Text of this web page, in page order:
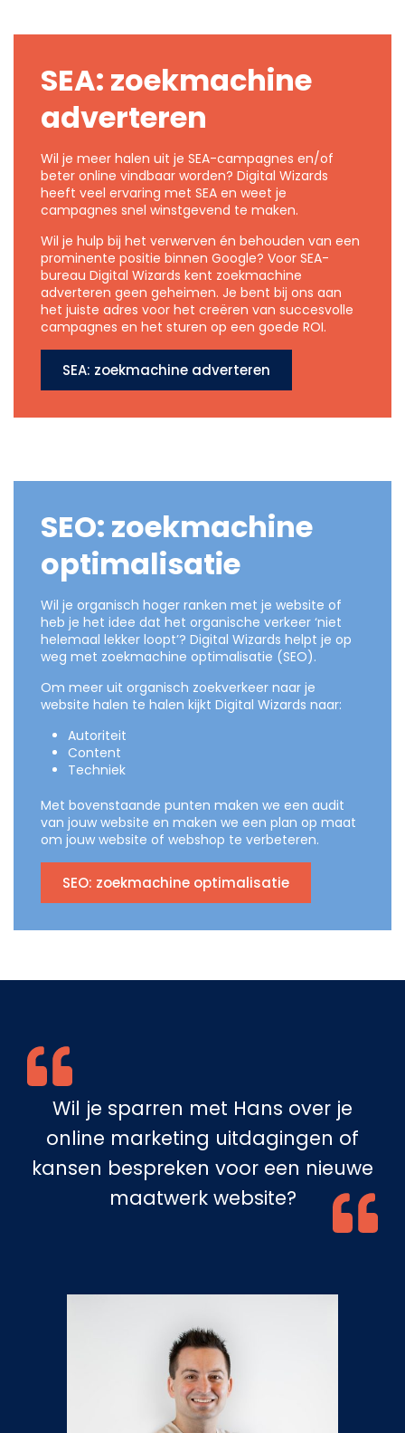
SEA: zoekmachine
adverteren
Wil je meer halen uit je SEA-campagnes en/of
beter online vindbaar worden? Digital Wizards
heeft veel ervaring met SEA en weet je
campagnes snel winstgevend te maken.
Wil je hulp bij het verwerven én behouden van een
prominente positie binnen Google? Voor SEA-
bureau Digital Wizards kent zoekmachine
adverteren geen geheimen. Je bent bij ons aan
het juiste adres voor het creëren van succesvolle
campagnes en het sturen op een goede ROI.
SEA: zoekmachine adverteren
SEO: zoekmachine
optimalisatie
Wil je organisch hoger ranken met je website of
heb je het idee dat het organische verkeer ‘niet
helemaal lekker loopt’? Digital Wizards helpt je op
weg met zoekmachine optimalisatie (SEO).
Om meer uit organisch zoekverkeer naar je
website halen te halen kijkt Digital Wizards naar:
Autoriteit
Content
Techniek
Met bovenstaande punten maken we een audit
van jouw website en maken we een plan op maat
om jouw website of webshop te verbeteren.
SEO: zoekmachine optimalisatie
Wil je sparren met Hans over je
online marketing uitdagingen of
kansen bespreken voor een nieuwe
maatwerk website?